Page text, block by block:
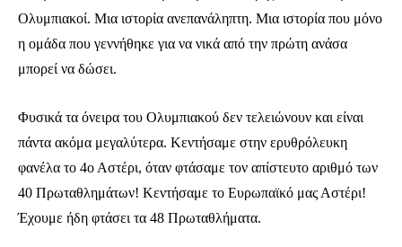
Ολυμπιακοί. Μια ιστορία ανεπανάληπτη. Μια ιστορία που μόνο
η ομάδα που γεννήθηκε για να νικά από την πρώτη ανάσα
μπορεί να δώσει.
Φυσικά τα όνειρα του Ολυμπιακού δεν τελειώνουν και είναι
πάντα ακόμα μεγαλύτερα. Κεντήσαμε στην ερυθρόλευκη
φανέλα το 4ο Αστέρι, όταν φτάσαμε τον απίστευτο αριθμό των
40 Πρωταθλημάτων! Κεντήσαμε το Ευρωπαϊκό μας Αστέρι!
Έχουμε ήδη φτάσει τα 48 Πρωταθλήματα.